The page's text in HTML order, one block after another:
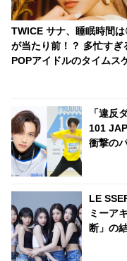
TWICE サナ、睡眠時間は
が当たり前！？ 多忙すぎ
POPアイドルのタイムス
「違反
101
衝撃の
LE
ミーア
断」の